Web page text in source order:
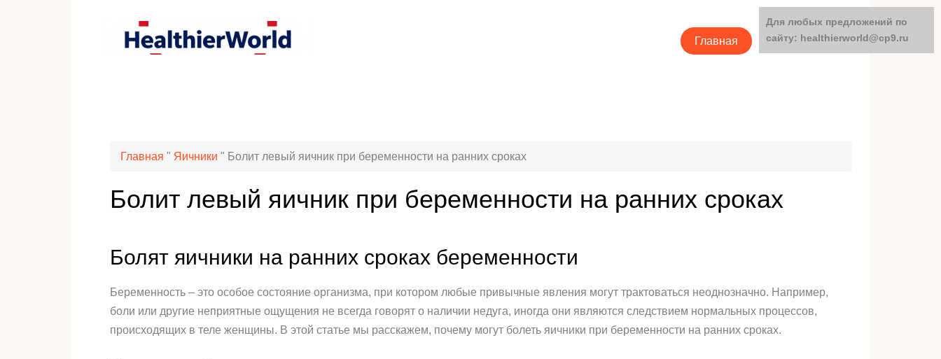
Главная Категории
Главная " Яичники " Болит левый яичник при беременности на ранних сроках
Болит левый яичник при беременности на ранних сроках
Болят яичники на ранних сроках беременности
Беременность – это особое состояние организма, при котором любые привычные явления могут трактоваться неоднозначно. Например,
боли или другие неприятные ощущения не всегда говорят о наличии недуга, иногда они являются следствием нормальных процессов,
происходящих в теле женщины. В этой статье мы расскажем, почему могут болеть яичники при беременности на ранних сроках.
Для любых предложений по
сайту: healthierworld@cp9.ru